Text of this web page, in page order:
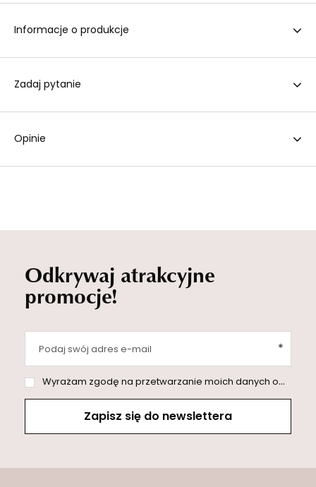
Informacje o produkcje
Zadaj pytanie
Opinie
Odkrywaj atrakcyjne
promocje!
Podaj swój adres e-mail
Wyrażam zgodę na przetwarzanie moich danych osobowych (adres e-mail) na potrzeby wysyłki newslettera z informacją handlową (marketing). Więcej w
Zapisz się do newslettera